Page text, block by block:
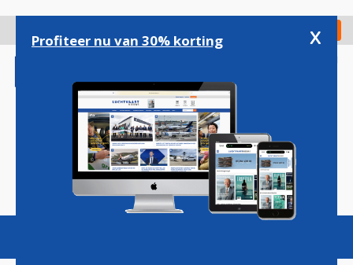
gaan
Check in
Magazine Podcasts Vacatures
Profiteer nu van 30% korting x